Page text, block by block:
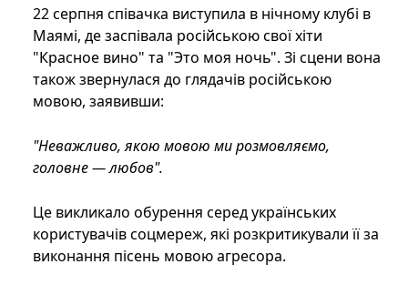
22 серпня співачка виступила в нічному клубі в
Маямі, де заспівала російською свої хіти
"Красное вино" та "Это моя ночь". Зі сцени вона
також звернулася до глядачів російською
мовою, заявивши:
"Неважливо, якою мовою ми розмовляємо,
головне — любов".
Це викликало обурення серед українських
користувачів соцмереж, які розкритикували її за
виконання пісень мовою агресора.